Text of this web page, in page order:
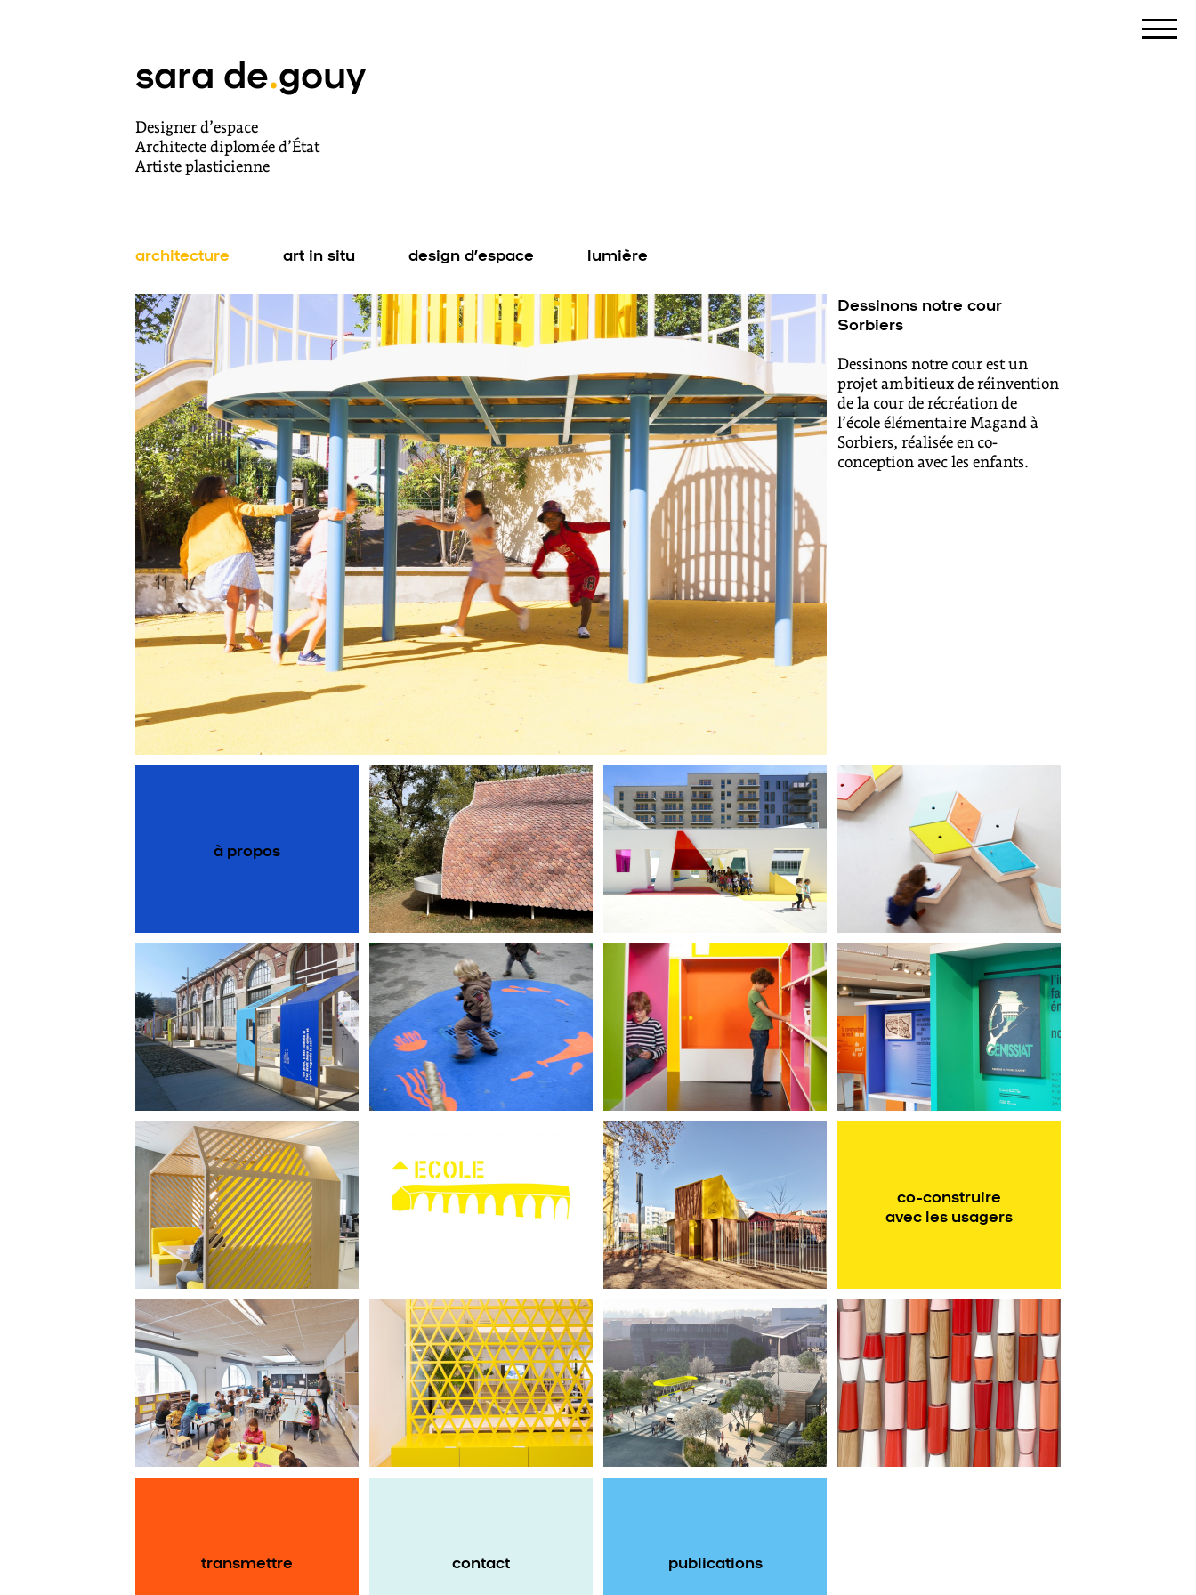
sara de.gouy
Designer d’espace
Architecte diplomée d’État
Artiste plasticienne
architecture art in situ design d’espace lumière
Dessinons notre cour
Sorbiers
Dessinons notre cour est un
projet ambitieux de réinvention
de la cour de récréation de
l’école élémentaire Magand à
Sorbiers, réalisée en co-
conception avec les enfants.
à propos Pecten Maximus archisculptures
école Paule et Joseph
Thiollier : mobilier
création
le design pour concevoir
une école
il y a une forêt cour de
récré
plonger dans les livres
de la construction au
récit…
bureaux Lyon Métropôle
Habitat
école Paule et Joseph
Thiollier : signalétique
participative
La Public Factory –
Sciences PO Lyon
co-construire
avec les usagers
école Paule et Joseph
Thiollier : mobilier
recyclage
bureaux Kaufman &
Broad Lyon
le grand parasol Artsolite – Au fil du temps
transmettre contact publications